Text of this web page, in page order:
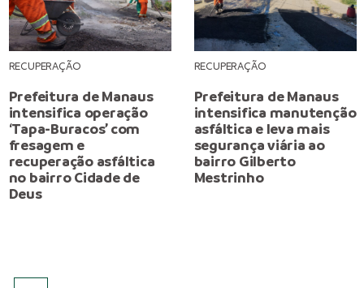
RECUPERAÇÃO
Prefeitura de Manaus
intensifica operação
‘Tapa-Buracos’ com
fresagem e
recuperação asfáltica
no bairro Cidade de
Deus
RECUPERAÇÃO
Prefeitura de Manaus
intensifica manutenção
asfáltica e leva mais
segurança viária ao
bairro Gilberto
Mestrinho